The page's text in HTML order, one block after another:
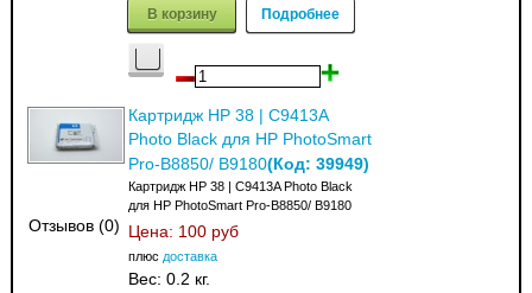
В корзину Подробнее
Отзывов (0)
Картридж HP 38 | C9413A
Photo Black для HP PhotoSmart
Pro-B8850/ B9180(Код:39949)
Картридж HP 38 | C9413A Photo Black
для HP PhotoSmart Pro-B8850/ B9180
Цена: 100 руб
плюс доставка
Вес:0.2 кг.